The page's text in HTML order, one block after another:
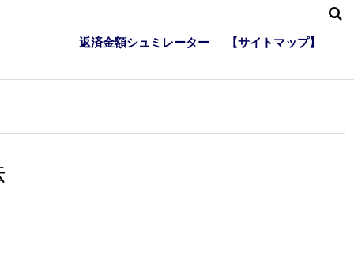
返済金額シュミレーター 【サイトマップ】